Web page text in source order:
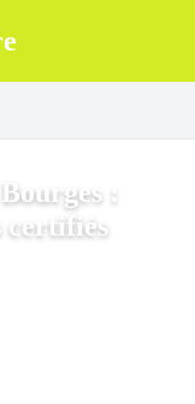
:
certifiés